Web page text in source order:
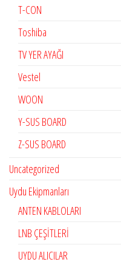
T-CON
Toshiba
TV YER AYAĞI
Vestel
WOON
Y-SUS BOARD
Z-SUS BOARD
Uncategorized
Uydu Ekipmanları
ANTEN KABLOLARI
LNB ÇEŞİTLERİ
UYDU ALICILAR